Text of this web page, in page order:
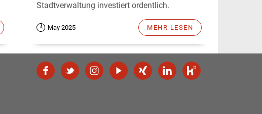
Stadtverwaltung investiert ordentlich.
May 2025 MEHR LESEN